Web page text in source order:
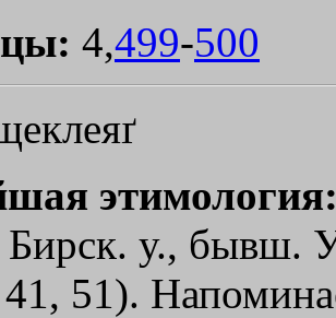
4,499-500
у., бывш.
51).